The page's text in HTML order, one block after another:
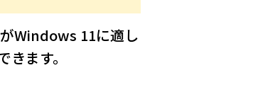
Windows 11に適し
ます。